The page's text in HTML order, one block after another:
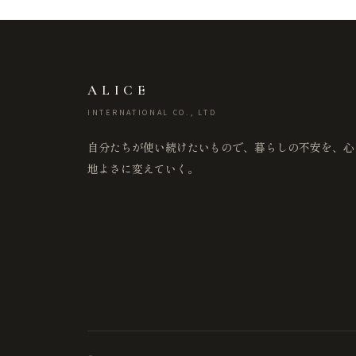
ALICE
INTERNATIONAL CO., LTD
自分たちが使い続けたいもので、暮らしの不安を、心
地よさに変えていく。